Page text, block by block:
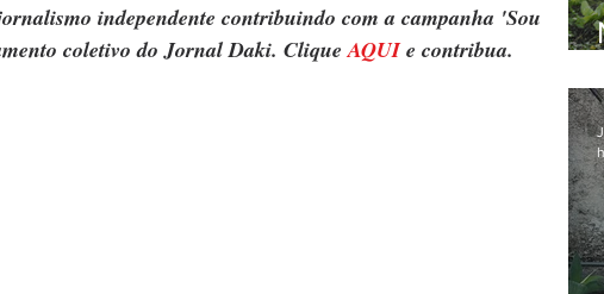
independente contribuindo com a campanha 'Sou
coletivo do Jornal Daki. Clique AQUI e contribua.